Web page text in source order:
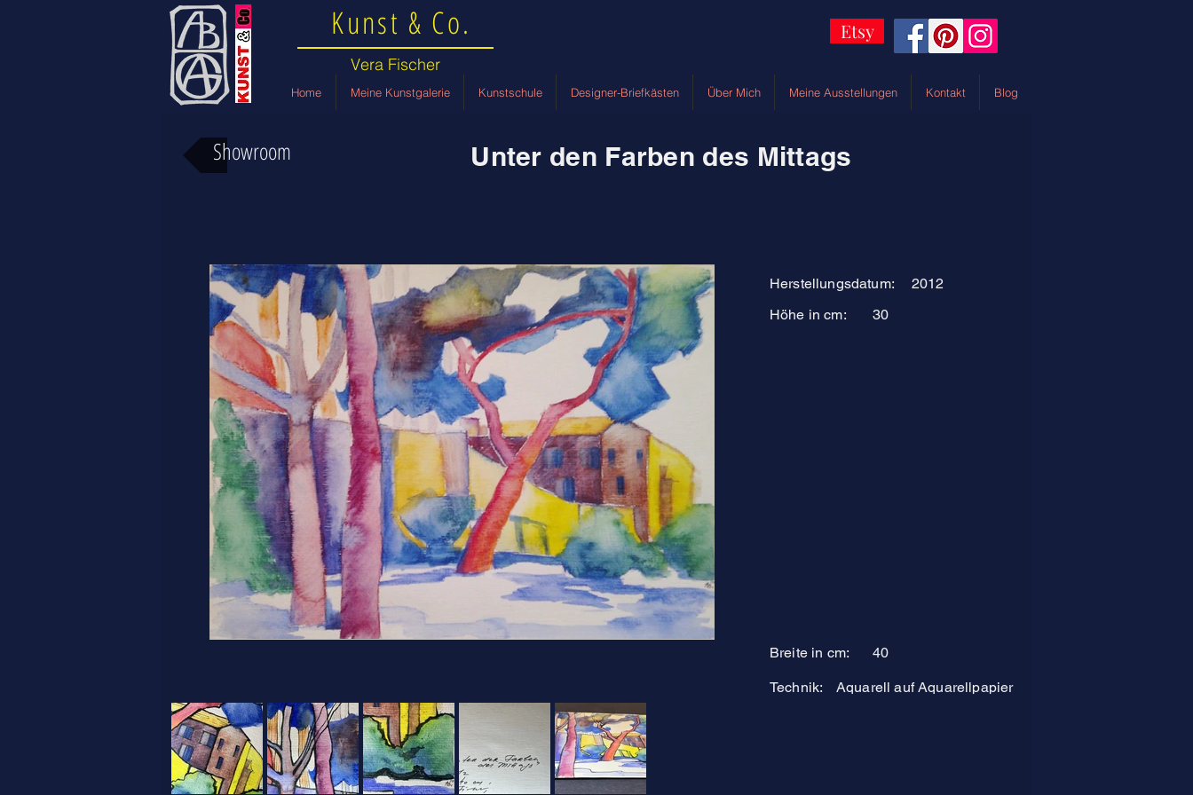
Kunst & Co. Etsy
Vera Fischer
Home Meine Kunstgalerie Kunstschule Designer-Briefkästen Über Mich Meine Ausstellungen Kontakt Blog
Showroom Unter den Farben des Mittags
2012
Herstellungsdatum:
Höhe in cm:
30
Breite in cm: 40
Technik: Aquarell auf Aquarellpapier